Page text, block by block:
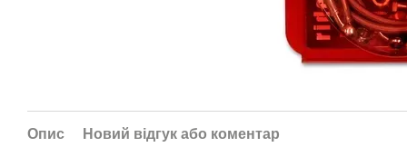
Опис Новий відгук або коментар